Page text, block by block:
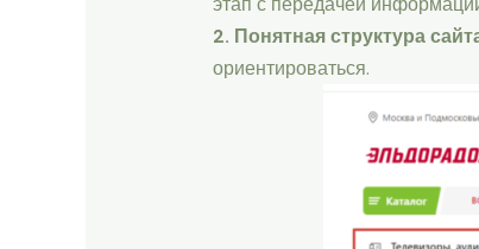
2. Понятная структура
ориентироваться.